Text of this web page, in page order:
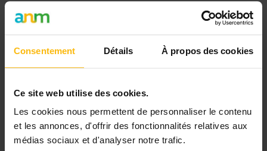
Consentement Détails À propos des cookies
Ce site web utilise des cookies.
Les cookies nous permettent de personnaliser le contenu
et les annonces, d'offrir des fonctionnalités relatives aux
médias sociaux et d'analyser notre trafic.
travailleur mais celui-ci poursuit
l’exécution du contr
Cet article est réservé aux
abonnés
L’abonnement MonASBL vous donne
un accès complet à des ressources
pratiques et à une expertise actualisée